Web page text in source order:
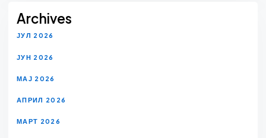
Archives
ЈУЛ 2026
ЈУН 2026
МАЈ 2026
АПРИЛ 2026
МАРТ 2026